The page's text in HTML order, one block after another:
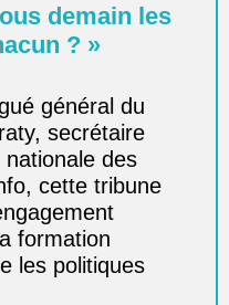
demain les
? »
général du
secrétaire
des
cette tribune
formation
les politiques